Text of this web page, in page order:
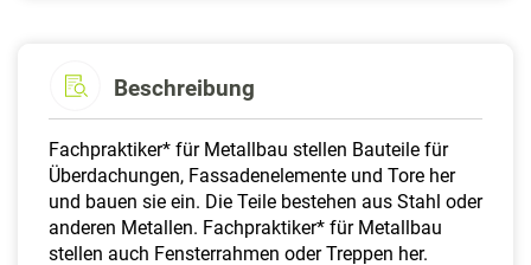
Beschreibung
Fachpraktiker* für Metallbau stellen Bauteile für
Überdachungen, Fassadenelemente und Tore her
und bauen sie ein. Die Teile bestehen aus Stahl oder
anderen Metallen. Fachpraktiker* für Metallbau
stellen auch Fensterrahmen oder Treppen her.